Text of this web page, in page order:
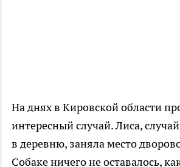
На днях в Кировской области
интересный случай. Лиса,
в деревню, заняла место
Собаке ничего не оставалось,